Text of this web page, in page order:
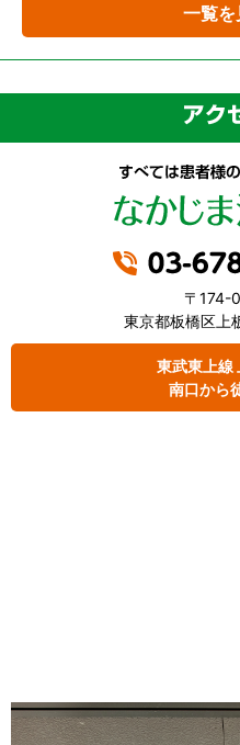
一覧を
〒174-
東京都板橋区上
東武東上線
南口から